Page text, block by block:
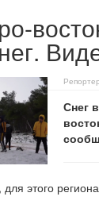
Снег
этого